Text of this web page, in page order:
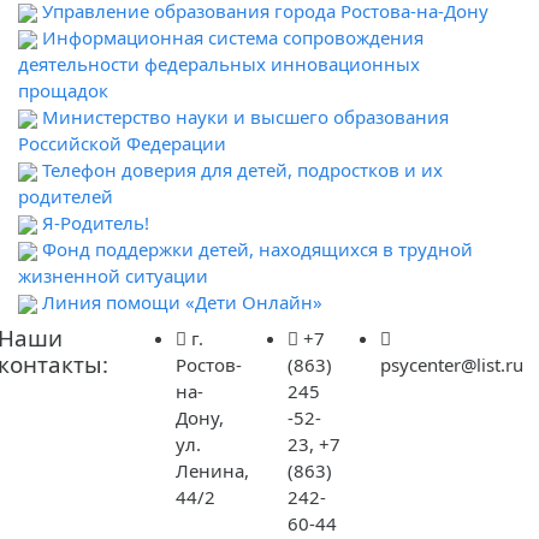
Управление образования города Ростова-на-Дону
Информационная система сопровождения
деятельности федеральных инновационных
прощадок
Министерство науки и высшего образования
Российской Федерации
Телефон доверия для детей, подростков и их
родителей
Я-Родитель!
Фонд поддержки детей, находящихся в трудной
жизненной ситуации
Линия помощи «Дети Онлайн»
г.
Ростов-
на-
Дону,
ул.
Ленина,
44/2
+7
(863)
245
-52-
23, +7
(863)
242-
60-44
psycenter@list.ru